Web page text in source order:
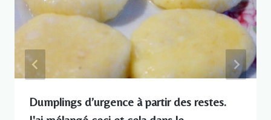
Dumplings d’urgence à partir des restes.